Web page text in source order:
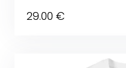
29.00 €